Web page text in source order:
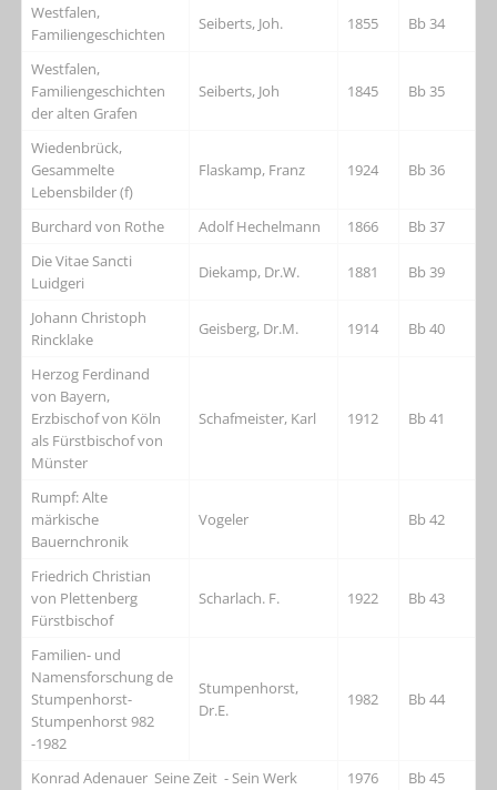
Westfalen,
Familiengeschichten
Seiberts, Joh. 1855 Bb 34
Westfalen,
Familiengeschichten
der alten Grafen
Seiberts, Joh 1845 Bb 35
Wiedenbrück,
Gesammelte
Lebensbilder (f)
Flaskamp, Franz 1924 Bb 36
Burchard von Rothe Adolf Hechelmann 1866
Bb 37
Die Vitae Sancti
Luidgeri
Diekamp, Dr.W. 1881 Bb 39
Johann Christoph
Rincklake
Geisberg, Dr.M. 1914 Bb 40
Herzog Ferdinand
von Bayern,
Erzbischof von Köln
als Fürstbischof von
Münster
Schafmeister, Karl 1912 Bb 41
Rumpf: Alte
märkische
Bauernchronik
Vogeler Bb 42
Friedrich Christian
von Plettenberg
Fürstbischof
Scharlach. F. 1922 Bb 43
Familien- und
Namensforschung de
Stumpenhorst-
Stumpenhorst 982
-1982
Stumpenhorst,
Dr.E.
1982 Bb 44
Konrad Adenauer Seine Zeit - Sein Werk 1976
Bb 45